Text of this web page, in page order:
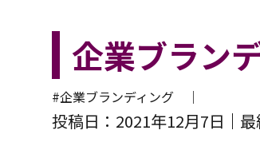
企業ブラン
#企業ブランディング ｜
投稿日：2021年12月7日